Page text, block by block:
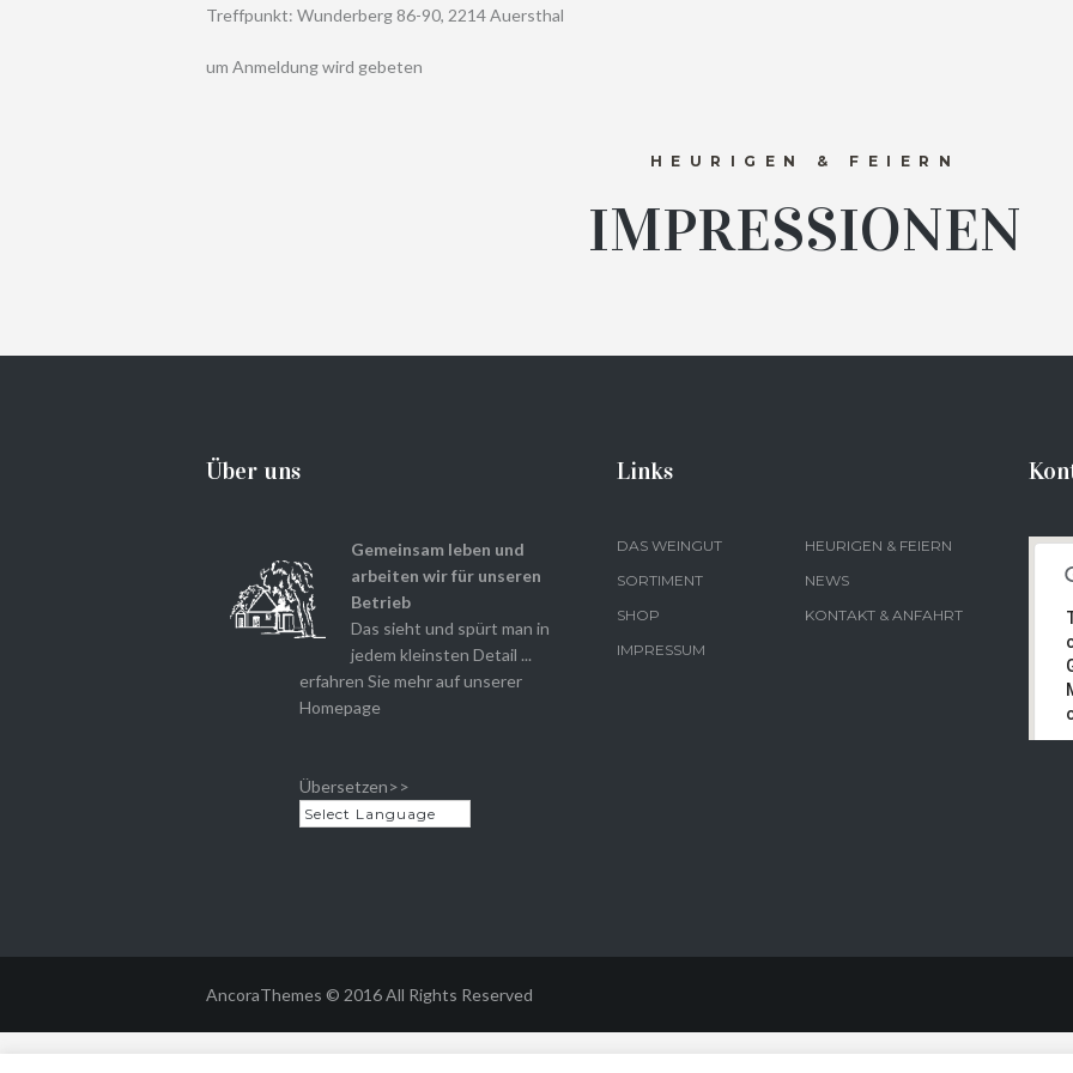
Treffpunkt: Wunderberg 86-90, 2214 Auersthal
um Anmeldung wird gebeten
HEURIGEN & FEIERN
IMPRESSIONEN
Über uns
Gemeinsam leben und
arbeiten wir für unseren
Betrieb
Das sieht und spürt man in
jedem kleinsten Detail ...
erfahren Sie mehr auf unserer
Homepage
Übersetzen>>
Links
DAS WEINGUT
HEURIGEN & FEIERN
SORTIMENT
NEWS
SHOP
KONTAKT & ANFAHRT
IMPRESSUM
AncoraThemes © 2016 All Rights Reserved